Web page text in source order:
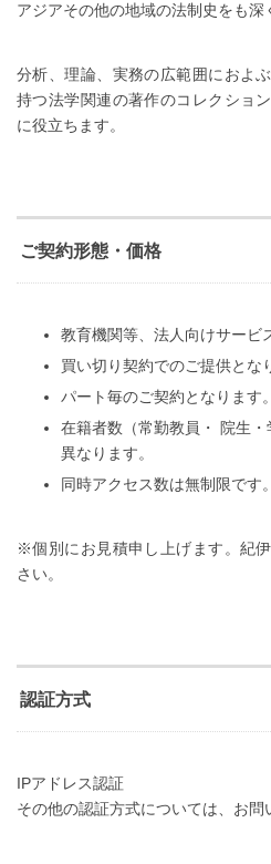
アジアその他の地域の法制史をも深
分析、理論、実務の広範囲におよ
持つ法学関連の著作のコレクショ
に役立ちます。
ご契約形態・価格
教育機関等、法人向けサービ
買い切り契約でのご提供とな
パート毎のご契約となります。
在籍者数（常勤教員・ 院生
異なります。
同時アクセス数は無制限です。
※個別にお見積申し上げます。紀
さい。
認証方式
IPアドレス認証
その他の認証方式については、お問